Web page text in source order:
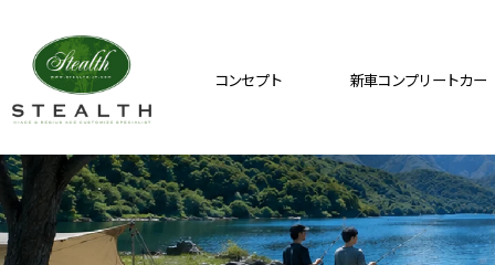
コンセプト 新車コンプリートカー